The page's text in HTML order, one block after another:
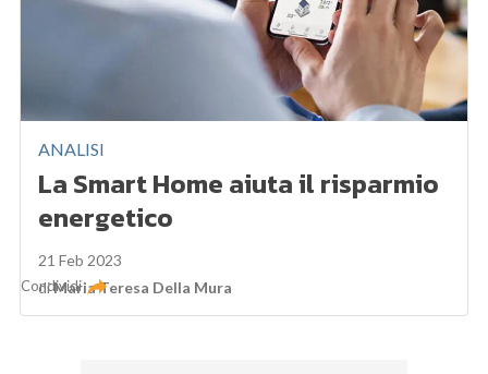
ANALISI
La Smart Home aiuta il risparmio
energetico
21 Feb 2023
diMaria Teresa Della Mura
Condividi